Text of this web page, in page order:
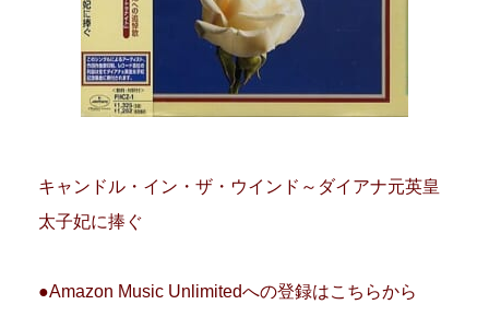
キャンドル・イン・ザ・ウインド～ダイアナ元英皇
太子妃に捧ぐ
●Amazon Music Unlimitedへの登録はこちらから